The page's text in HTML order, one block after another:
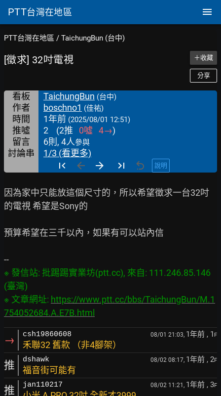
PTT台灣在地區
PTT台灣在地區 / TaichungBun (台中)
[徵求] 32吋電視 ＋收藏
分享
看板 TaichungBun (台中)
作者 boschno1 (佳祐)
時間 1年前 (2025/08/01 12:51)
推噓 2 (2推 0噓 4→)
留言
6則, 4人參與
討論串 1/3 (看更多)
說明
因為家中只能放這個尺寸的，所以希望徵求一台32吋
的電視 希望是Sony的
預算希望在三千以內，如果有可以站內信
※ 發信站: 批踢踢實業坊(ptt.cc), 來自: 111.246.85.146
(臺灣)
※ 文章網址: https://www.ptt.cc/bbs/TaichungBun/M.1
754052684.A.E7B.html
→ csh19860608 08/01 21:03, 1年前 , 1 F
禾聯32 舊款 （非4腳架）
推 dshawk 08/02 08:17, 1年前 , 2F
福音街可能有
推 jan110217 08/02 11:21, 1年前 , 3F